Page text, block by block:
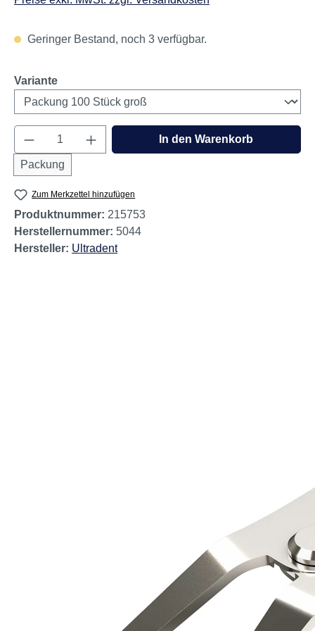
Geringer Bestand, noch 3 verfügbar.
Varianteauswählen
Produkt Anzahl: Gib den gewünschten
Packung
In den Warenkorb
Zum Merkzettel hinzufügen
Produktnummer: 215753
Herstellernummer: 5044
Hersteller: Ultradent